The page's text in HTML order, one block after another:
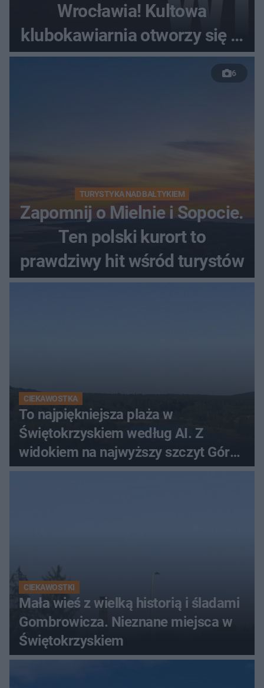
Wrocławia! Kultowa
klubokawiarnia otworzy się w
nowym miejscu
6
TURYSTYKA NAD BAŁTYKIEM
Zapomnij o Mielnie i Sopocie.
Ten polski kurort to
prawdziwy hit wśród turystów
CIEKAWOSTKA
To najpiękniejsza plaża w
Świętokrzyskiem według AI. Z
widokiem na najwyższy szczyt Gór
Świętokrzyskich
CIEKAWOSTKI
Mała wieś z wielką historią i śladami
Gombrowicza. Nieznane miejsca w
Świętokrzyskiem